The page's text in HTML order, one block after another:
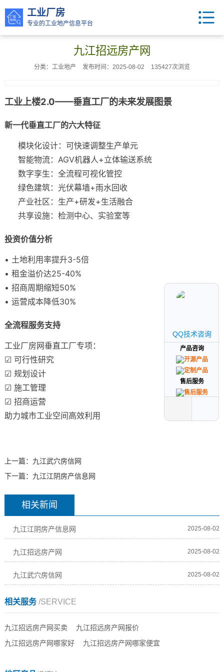
工业厂房
专业的工业地产信息平台
九江招远房产网
分类：工业地产 发布时间：2025-08-02 135427次浏览
工业上楼2.0——垂直工厂的未来发展图景
新一代垂直工厂的六大特征
模块化设计：可快速调整生产单元
智能物流：AGV机器人+立体输送系统
数字孪生：全流程可视化管控
绿色建筑：光伏幕墙+雨水回收
产业社区：生产+研发+生活融合
共享设施：检测中心、实验室等
投资价值分析
• 土地利用率提升3-5倍
• 租金溢价达25-40%
• 招商周期缩短50%
• 运营成本降低30%
全流程服务支持
工业厂房网垂直工厂专项：
☑ 可行性研究
☑ 规划设计
☑ 施工管理
☑ 招商运营
助力城市工业空间高效利用
上一篇： 九江武穴房信网
下一篇： 九江江阴房产信息网
相关新闻
九江江阴房产信息网 2025-08-02
九江招远房产网 2025-08-02
九江武穴房信网 2025-08-02
相关服务/SERVICE
九江招远房产网买卖
九江招远房产网报价
九江招远房产网哪家好
九江招远房产网哪家便宜
QQ技术咨询
产品咨询
售后服务
QQ技术咨询
产品咨询
售后服务